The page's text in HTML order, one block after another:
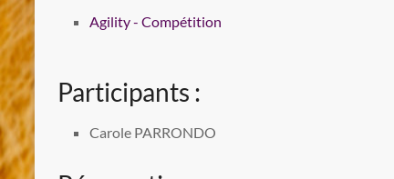
Agility - Compétition
Participants :
Carole PARRONDO